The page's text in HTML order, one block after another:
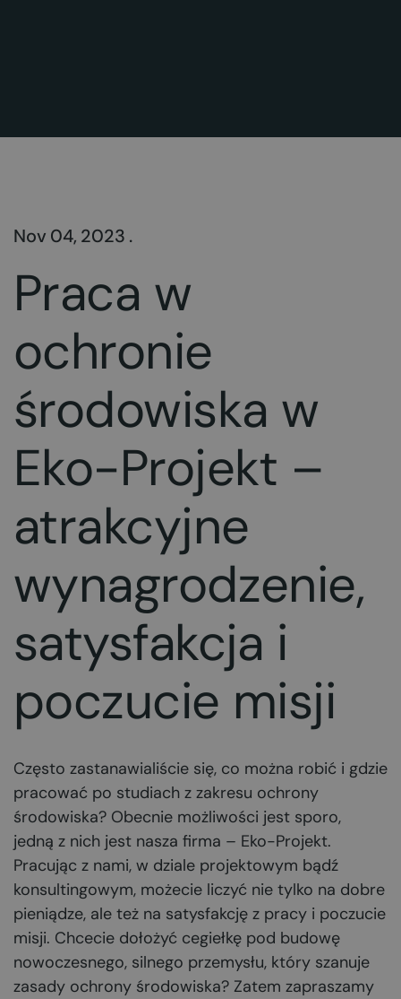
Nov 04, 2023 .
Praca w
ochronie
środowiska w
Eko-Projekt –
atrakcyjne
wynagrodzenie,
satysfakcja i
poczucie misji
Często zastanawialiście się, co można robić i gdzie
pracować po studiach z zakresu ochrony
środowiska? Obecnie możliwości jest sporo,
jedną z nich jest nasza firma – Eko-Projekt.
Pracując z nami, w dziale projektowym bądź
konsultingowym, możecie liczyć nie tylko na dobre
pieniądze, ale też na satysfakcję z pracy i poczucie
misji. Chcecie dołożyć cegiełkę pod budowę
nowoczesnego, silnego przemysłu, który szanuje
zasady ochrony środowiska? Zatem zapraszamy